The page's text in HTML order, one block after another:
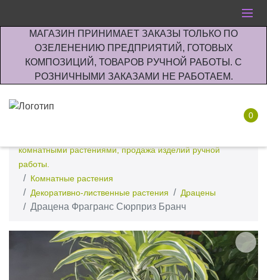
МАГАЗИН ПРИНИМАЕТ ЗАКАЗЫ ТОЛЬКО ПО
ОЗЕЛЕНЕНИЮ ПРЕДПРИЯТИЙ, ГОТОВЫХ
КОМПОЗИЦИЙ, ТОВАРОВ РУЧНОЙ РАБОТЫ. С
РОЗНИЧНЫМИ ЗАКАЗАМИ НЕ РАБОТАЕМ.
0
комнатными растениями, продажа изделий ручной
работы.
Комнатные растения
Декоративно-лиственные растения
Драцены
Драцена Фрагранс Сюрприз Бранч